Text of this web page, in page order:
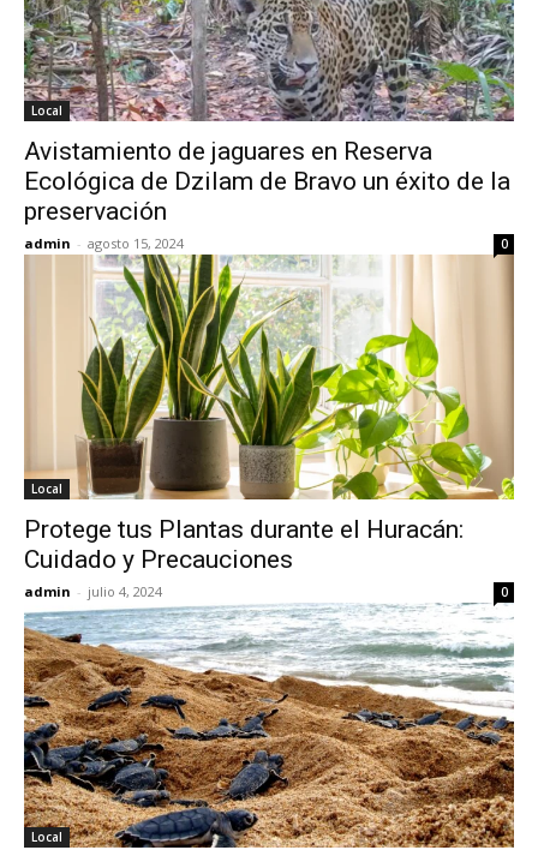
Local
Avistamiento de jaguares en Reserva
Ecológica de Dzilam de Bravo un éxito de la
preservación
admin - agosto 15, 2024 0
Local
Protege tus Plantas durante el Huracán:
Cuidado y Precauciones
admin - julio 4, 2024 0
Local